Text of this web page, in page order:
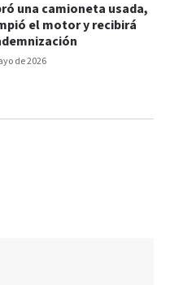
de 2026
una camioneta usada,
el motor y recibirá